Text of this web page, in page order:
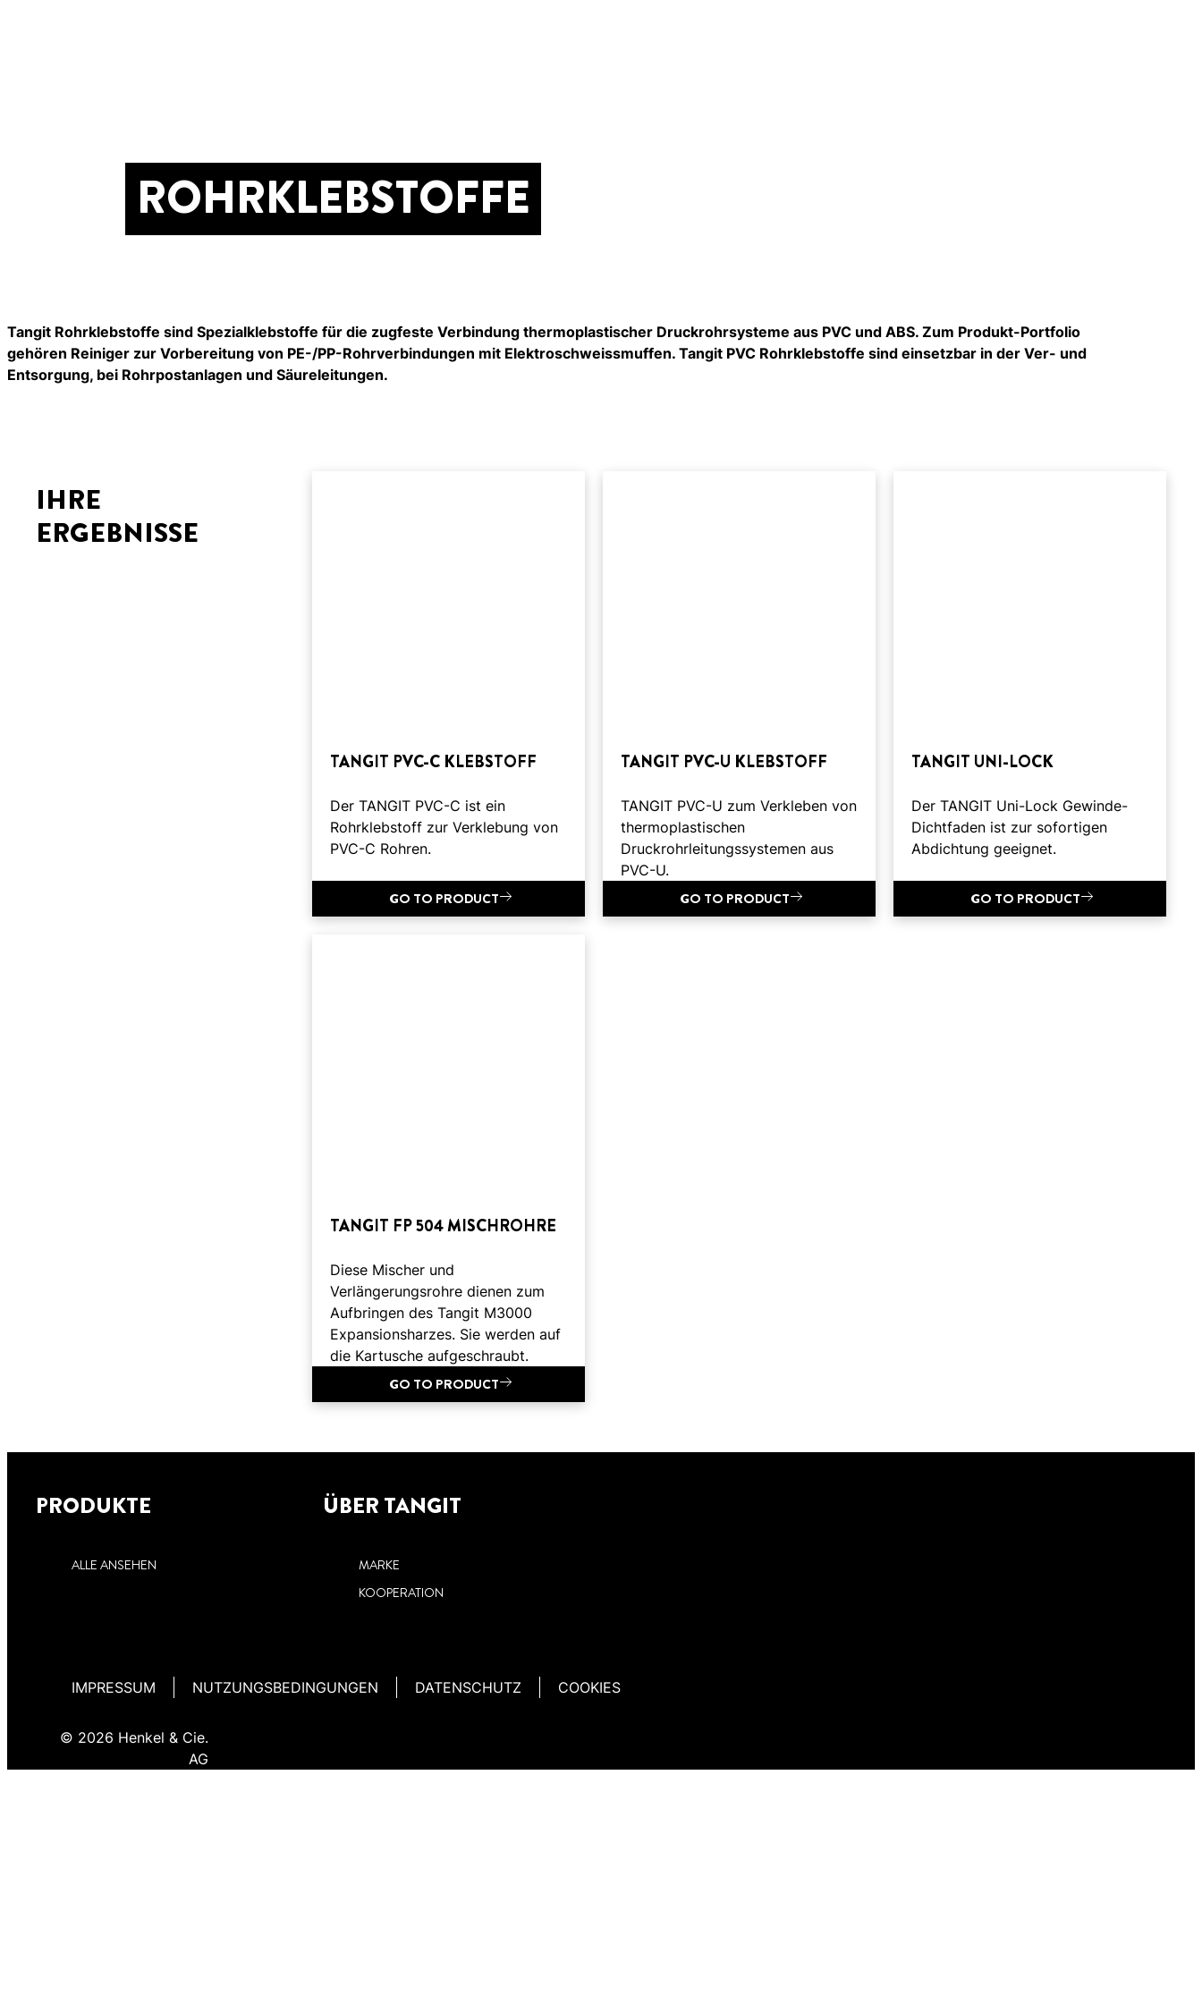
ROHRKLEBSTOFFE
Tangit Rohrklebstoffe sind Spezialklebstoffe für die zugfeste Verbindung thermoplastischer Druckrohrsysteme aus PVC und ABS. Zum Produkt-Portfolio
gehören Reiniger zur Vorbereitung von PE-/PP-Rohrverbindungen mit Elektroschweissmuffen. Tangit PVC Rohrklebstoffe sind einsetzbar in der Ver- und
Entsorgung, bei Rohrpostanlagen und Säureleitungen.
IHRE
ERGEBNISSE
TANGIT PVC-C KLEBSTOFF
Der TANGIT PVC-C ist ein
Rohrklebstoff zur Verklebung von
PVC-C Rohren.
GO TO PRODUCT
TANGIT PVC-U KLEBSTOFF
TANGIT PVC-U zum Verkleben von
thermoplastischen
Druckrohrleitungssystemen aus
PVC-U.
GO TO PRODUCT
TANGIT UNI-LOCK
Der TANGIT Uni-Lock Gewinde-
Dichtfaden ist zur sofortigen
Abdichtung geeignet.
GO TO PRODUCT
TANGIT FP 504 MISCHROHRE
Diese Mischer und
Verlängerungsrohre dienen zum
Aufbringen des Tangit M3000
Expansionsharzes. Sie werden auf
die Kartusche aufgeschraubt.
GO TO PRODUCT
PRODUKTE
ALLE ANSEHEN
ÜBER TANGIT
MARKE
KOOPERATION
IMPRESSUM NUTZUNGSBEDINGUNGEN DATENSCHUTZ COOKIES
© 2026 Henkel & Cie.
AG